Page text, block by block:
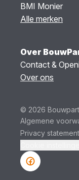
BMI Monier
Alle merken
Over
Contact &
Over ons
© 2026
Algemene
Privacy statement